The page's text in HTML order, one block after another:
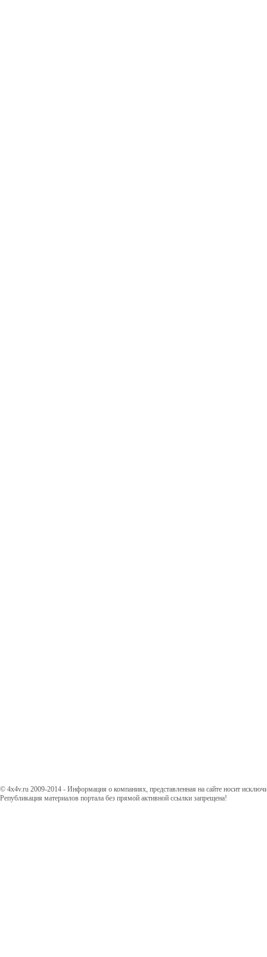
© 4x4v.ru 2009-2014 - Информация о компаниях, представленная на сайте носит
Републикация материалов портала без прямой активной ссылки запрещена!